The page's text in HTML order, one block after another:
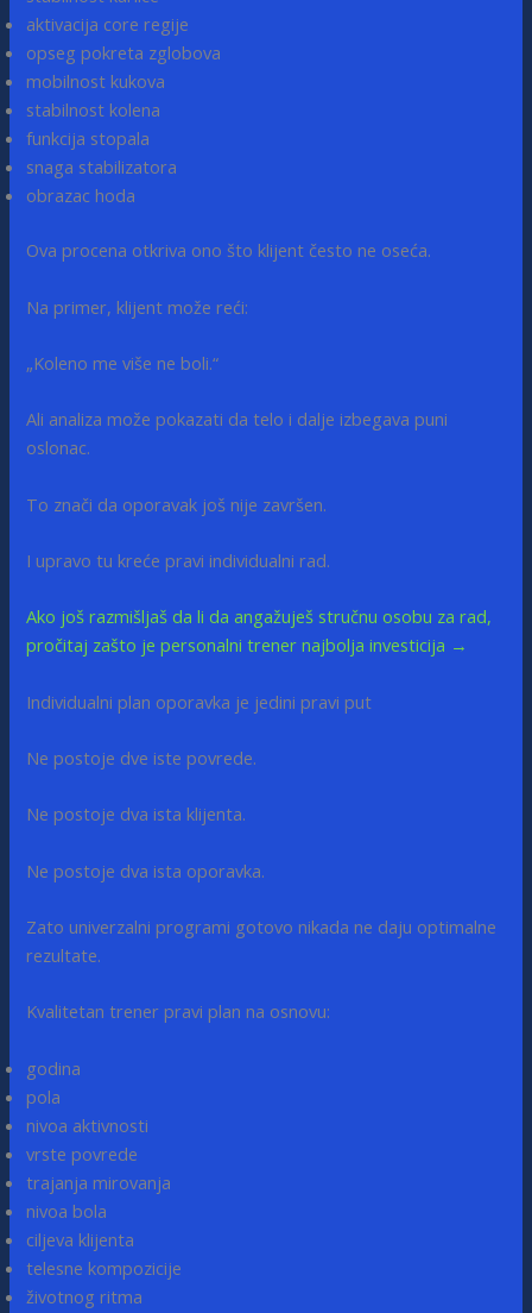
aktivacija core regije
opseg pokreta zglobova
mobilnost kukova
stabilnost kolena
funkcija stopala
snaga stabilizatora
obrazac hoda
Ova procena otkriva ono što klijent često ne oseća.
Na primer, klijent može reći:
„Koleno me više ne boli.“
Ali analiza može pokazati da telo i dalje izbegava puni
oslonac.
To znači da oporavak još nije završen.
I upravo tu kreće pravi individualni rad.
Ako još razmišljaš da li da angažuješ stručnu osobu za rad,
pročitaj zašto je personalni trener najbolja investicija →
Individualni plan oporavka je jedini pravi put
Ne postoje dve iste povrede.
Ne postoje dva ista klijenta.
Ne postoje dva ista oporavka.
Zato univerzalni programi gotovo nikada ne daju optimalne
rezultate.
Kvalitetan trener pravi plan na osnovu:
godina
pola
nivoa aktivnosti
vrste povrede
trajanja mirovanja
nivoa bola
ciljeva klijenta
telesne kompozicije
životnog ritma